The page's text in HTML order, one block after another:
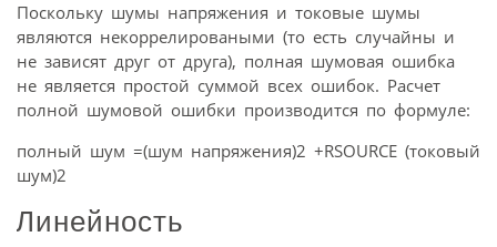
Поскольку шумы напряжения и токовые шумы
являются некоррелироваными (то есть случайны и
не зависят друг от друга), полная шумовая ошибка
не является простой суммой всех ошибок. Расчет
полной шумовой ошибки производится по формуле:
полный шум =(шум напряжения)2 +RSOURCE (токовый
шум)2
Линейность